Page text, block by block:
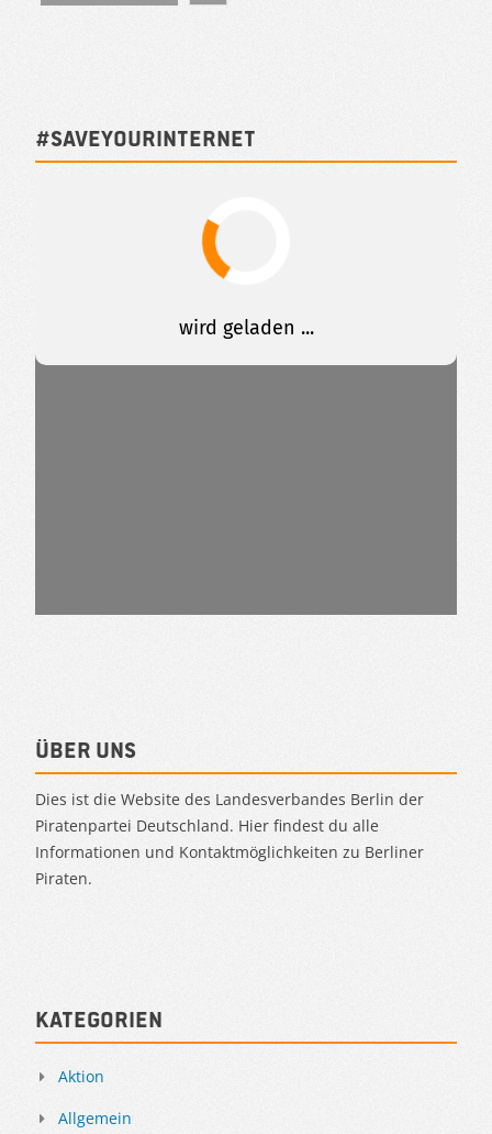
#SAVEYOURINTERNET
Über uns
Dies ist die Website des Landesverbandes Berlin der
Piratenpartei Deutschland. Hier findest du alle
Informationen und Kontaktmöglichkeiten zu Berliner
Piraten.
Kategorien
Aktion
Allgemein